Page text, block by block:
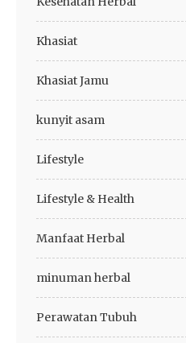
Khasiat
Khasiat Jamu
kunyit asam
Lifestyle
Lifestyle & Health
Manfaat Herbal
minuman herbal
Perawatan Tubuh